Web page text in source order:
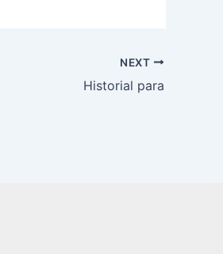
NEXT
Historial para